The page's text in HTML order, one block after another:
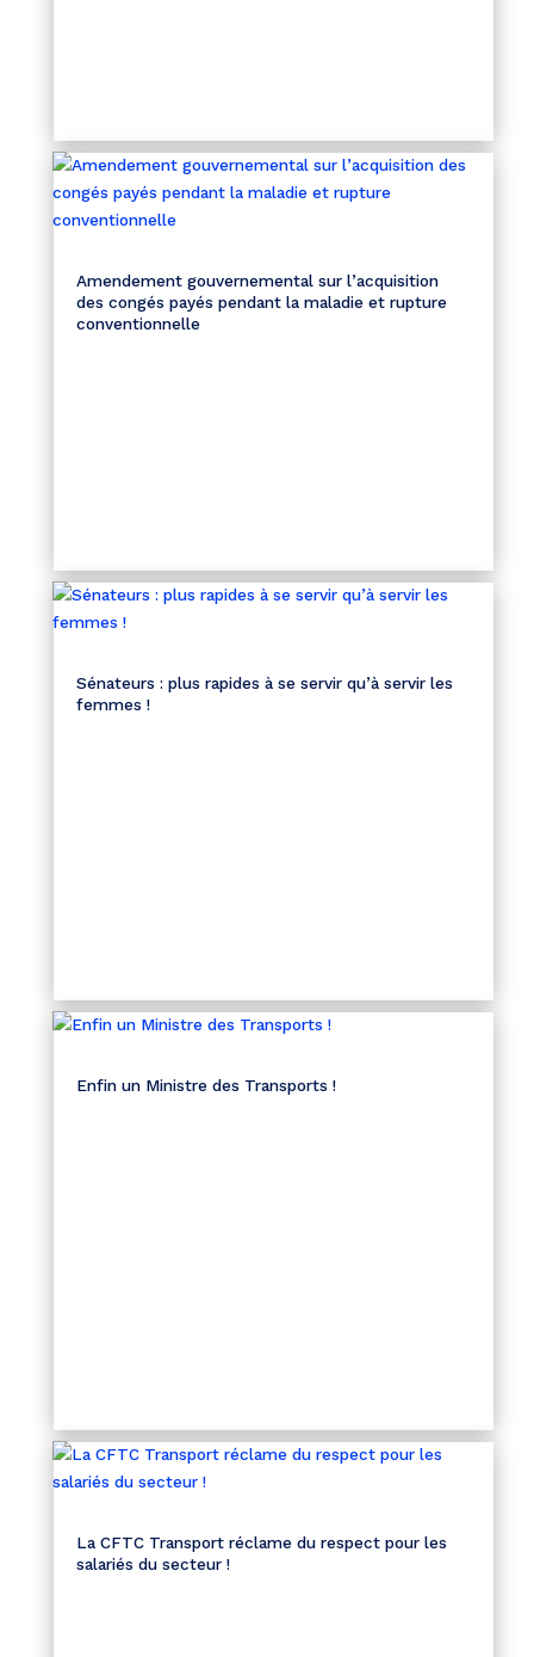
Amendement gouvernemental sur l’acquisition
des congés payés pendant la maladie et rupture
conventionnelle
Sénateurs : plus rapides à se servir qu’à servir les
femmes !
Enfin un Ministre des Transports !
La CFTC Transport réclame du respect pour les
salariés du secteur !